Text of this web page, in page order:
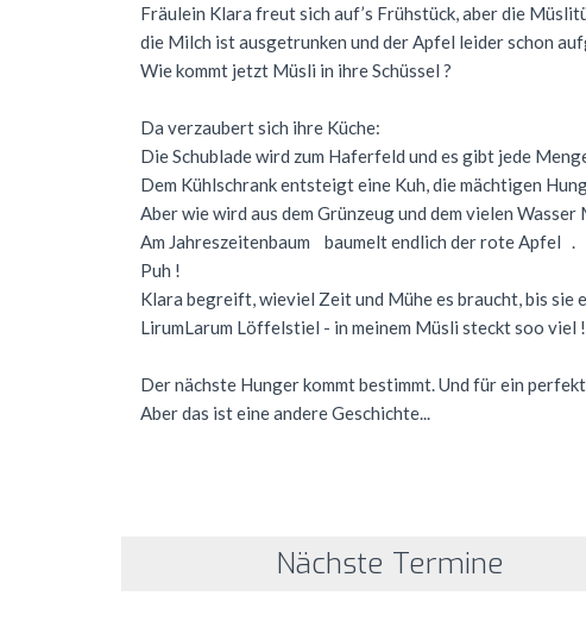
Fräulein Klara freut sich auf’s Frühstück, aber die
die Milch ist ausgetrunken und der Apfel leider schon
Wie kommt jetzt Müsli in ihre Schüssel ?
Da verzaubert sich ihre Küche:
Die Schublade wird zum Haferfeld und es gibt jede
Dem Kühlschrank entsteigt eine Kuh, die mächtigen
Aber wie wird aus dem Grünzeug und dem vielen Wasser
Am Jahreszeitenbaum baumelt endlich der rote Apfel .
Puh !
Klara begreift, wieviel Zeit und Mühe es braucht, bis
LirumLarum Löffelstiel - in meinem Müsli steckt soo viel !
Der nächste Hunger kommt bestimmt. Und für ein
Aber das ist eine andere Geschichte...
Nächste Termine